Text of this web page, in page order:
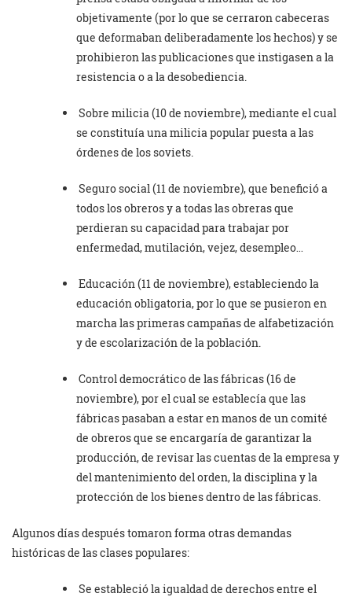
objetivamente (por lo que se cerraron cabeceras
que deformaban deliberadamente los hechos) y se
prohibieron las publicaciones que instigasen a la
resistencia o a la desobediencia.
Sobre milicia (10 de noviembre), mediante el cual
se constituía una milicia popular puesta a las
órdenes de los soviets.
Seguro social (11 de noviembre), que benefició a
todos los obreros y a todas las obreras que
perdieran su capacidad para trabajar por
enfermedad, mutilación, vejez, desempleo…
Educación (11 de noviembre), estableciendo la
educación obligatoria, por lo que se pusieron en
marcha las primeras campañas de alfabetización
y de escolarización de la población.
Control democrático de las fábricas (16 de
noviembre), por el cual se establecía que las
fábricas pasaban a estar en manos de un comité
de obreros que se encargaría de garantizar la
producción, de revisar las cuentas de la empresa y
del mantenimiento del orden, la disciplina y la
protección de los bienes dentro de las fábricas.
Algunos días después tomaron forma otras demandas
históricas de las clases populares:
Se estableció la igualdad de derechos entre el